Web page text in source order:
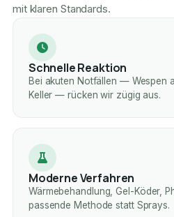
mit klaren Standards.
Schnelle Reaktion
Bei akuten Notfällen — Wespen
Keller — rücken wir zügig aus.
Moderne Verfahren
Wärmebehandlung, Gel-Köder,
passende Methode statt Sprays.